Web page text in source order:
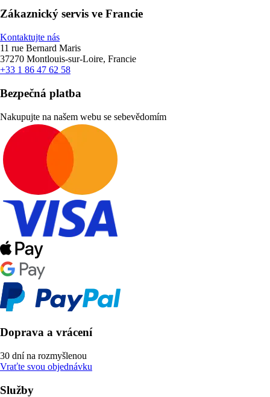
Zákaznický servis ve Francie
Kontaktujte nás
11 rue Bernard Maris
37270 Montlouis-sur-Loire, Francie
+33 1 86 47 62 58
Bezpečná platba
Nakupujte na našem webu se sebevědomím
Doprava a vrácení
30 dní na rozmyšlenou
Vraťte svou objednávku
Služby